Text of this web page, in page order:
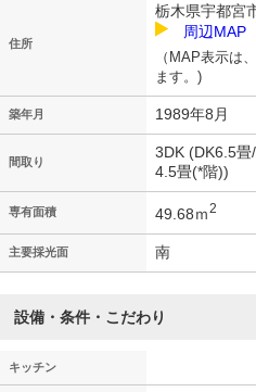
住所
栃木県宇都宮
周辺MAP
（MAP表示は
ます。)
築年月 1989年8月
間取り
3DK (DK6.5
4.5畳(*階))
専有面積 49.68ｍ2
主要採光面 南
設備・条件・こだわり
キッチン